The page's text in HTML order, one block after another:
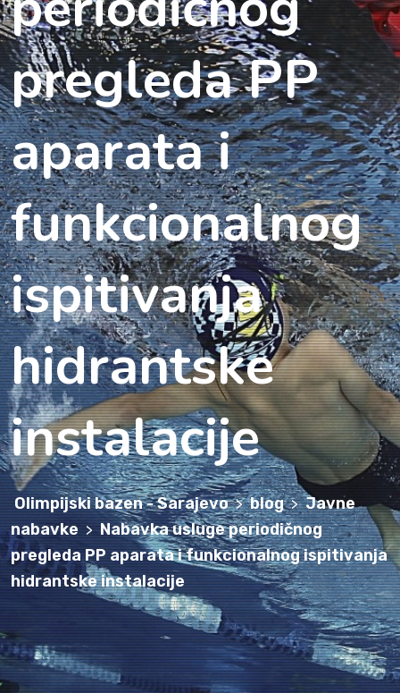
pregleda PP
aparata i
funkcionalnog
ispitivanja
hidrantske
instalacije
Olimpijski bazen - Sarajevo > blog > Javne
nabavke > Nabavka usluge periodičnog
pregleda PP aparata i funkcionalnog ispitivanja
hidrantske instalacije